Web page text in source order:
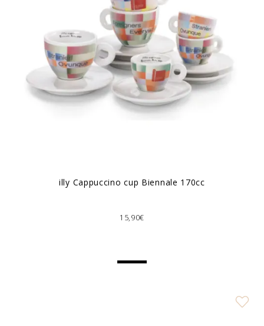
illy Cappuccino cup Biennale 170cc
15,90€